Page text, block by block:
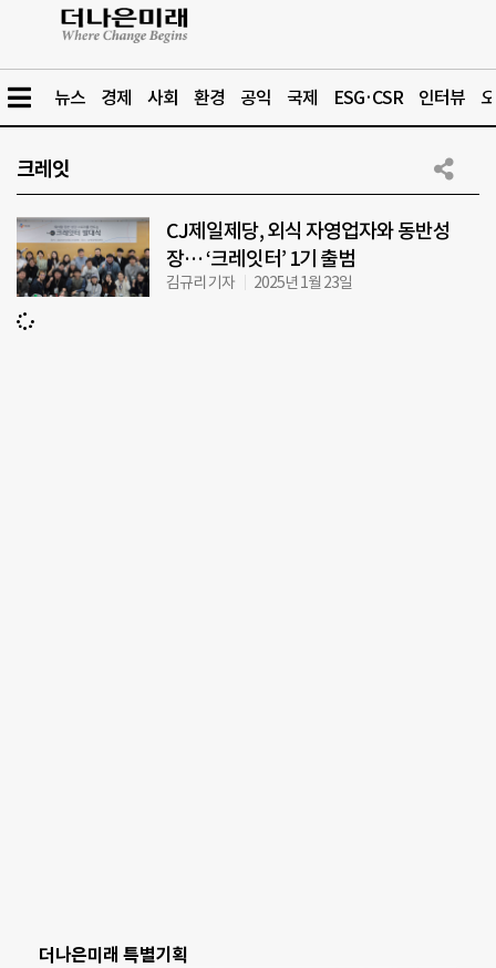
뉴스 경제 사회 환경 공익 국제 ESG·CSR 인터뷰
크레잇
CJ제일제당, 외식 자영업자와 동반성
장… ‘크레잇터’ 1기 출범
김규리 기자 2025년 1월 23일
더나은미래 특별기획